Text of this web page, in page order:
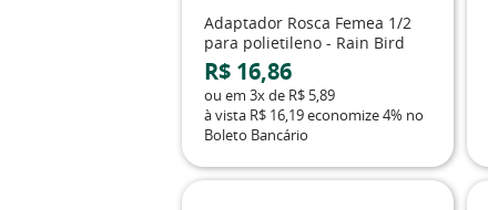
Adaptador Rosca Femea 1/2
para polietileno - Rain Bird
R$ 16,86
ou em3xde R$ 5,89
à vista R$ 16,19economize4% no
Boleto Bancário